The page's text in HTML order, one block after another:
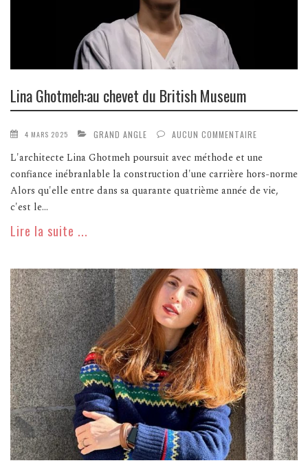
Lina Ghotmeh:au chevet du British Museum
4 MARS 2025 GRAND ANGLE AUCUN COMMENTAIRE
L'architecte Lina Ghotmeh poursuit avec méthode et une
confiance inébranlable la construction d'une carrière hors-norme
Alors qu'elle entre dans sa quarante quatrième année de vie,
c'est le...
Lire la suite ...